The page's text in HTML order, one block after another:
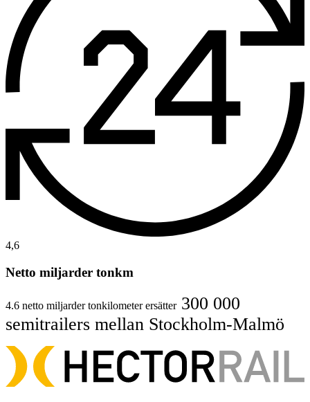
4,6
Netto miljarder tonkm
4.6 netto miljarder tonkilometer ersätter300 000
semitrailers mellan Stockholm-Malmö